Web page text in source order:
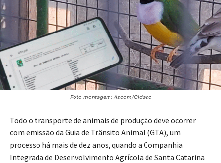
Foto montagem: Ascom/Cidasc
Todo o transporte de animais de produção deve ocorrer
com emissão da Guia de Trânsito Animal (GTA), um
processo há mais de dez anos, quando a Companhia
Integrada de Desenvolvimento Agrícola de Santa Catarina